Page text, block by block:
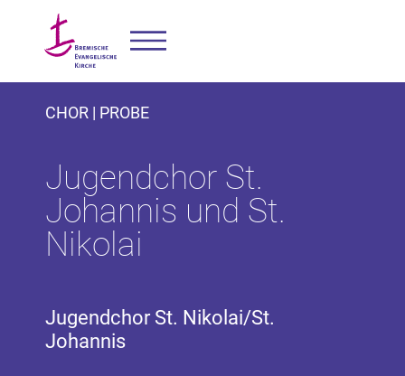
CHOR | PROBE
Jugendchor St.
Johannis und St.
Nikolai
Jugendchor St. Nikolai/St.
Johannis